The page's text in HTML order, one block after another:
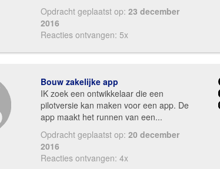
Opdracht geplaatst op:23 december
2016
Reacties ontvangen: 5x
Bouw zakelijke app
IK zoek een ontwikkelaar die een
pilotversie kan maken voor een app. De
app maakt het runnen van een...
Opdracht geplaatst op:20 december
2016
Reacties ontvangen: 4x